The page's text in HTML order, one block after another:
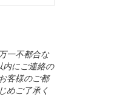
一不都合な
内にご連絡の
客様のご都
めご了承く